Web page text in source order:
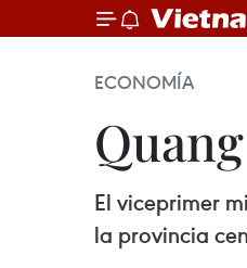
ECONOMÍA
El viceprimer
la provincia